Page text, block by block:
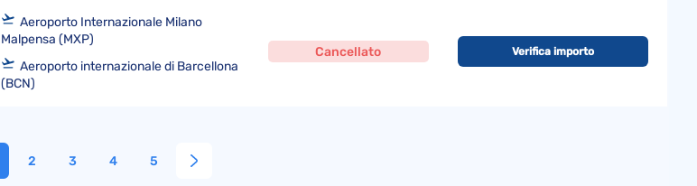
Aeroporto Internazionale Milano
Malpensa (MXP)
Aeroporto internazionale di Barcellona
(BCN)
Cancellato Verifica importo
2 3 4 5